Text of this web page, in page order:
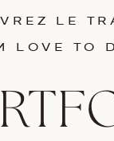
LE
LOVE TO